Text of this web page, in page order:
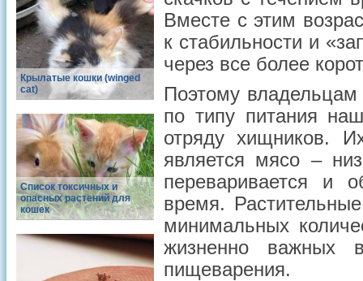
Крылатые кошки (winged
cat)
Список токсичных и
опасных растений для
кошек
Вместе с этим
к стабильности и
через все более
Поэтому
по типу питания
отряду хищников.
является мясо –
переваривается и
время.
минимальных
жизненно важных
пищеварения.